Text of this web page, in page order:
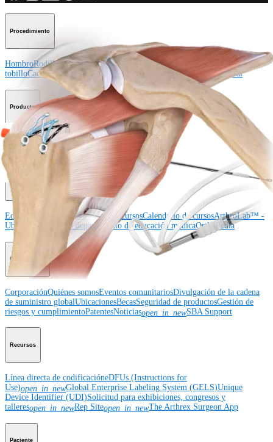
Procedimiento
HombroRodilla CodoMano y muñeca
tobilloCaderaOrtobiológicosCirugía cardiotorácicaColumna vertebral
Producto
Hombro RodillaCodoMano y muñeca Pie y tobillo Cadera
Ortobiológicos
Cirugía cardiotorácicaColumna vertebral Imagen y resección
Educación médica
Educación médica Descripción de cursosCalendario de cursosArthroLab™ -
Ubicaciones
Nuestro departamento de educación médicaOrthoPedia
Corporación
CorporaciónQuiénes somosEventos comunitariosDivulgación de la cadena
de suministro globalUbicacionesBecasSeguridad de productosGestión de
riesgos y cumplimientoPatentesNoticiasopen_in_newSBA Support
Recursos
Línea directa de codificacióneDFUs (Instructions for
Use)open_in_newGlobal Enterprise Labeling System (GELS)Unique
Device Identifier (UDI)Solicitud para exhibiciones, congresos y
talleresopen_in_newRep Siteopen_in_newThe Arthrex Surgeon App
Paciente